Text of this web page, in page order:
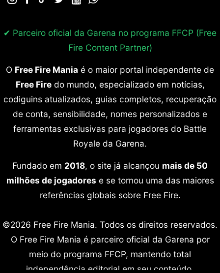
✔ Parceiro oficial da Garena no programa FFCP (Free
Fire Content Partner)
O Free Fire Mania é o maior portal independente de
Free Firedo mundo, especializado em notícias,
codiguins atualizados, guias completos, recuperação
de conta, sensibilidade, nomes personalizados e
ferramentas exclusivas para jogadores do Battle
Royale da Garena.
Fundado em 2018, o site já alcançou mais de 50
milhões de jogadores e se tornou uma das maiores
referências globais sobre Free Fire.
©2026 Free Fire Mania. Todos os direitos reservados.
O Free Fire Mania é parceiro oficial da Garena por
meio do programa FFCP, mantendo total
independência editorial em seu conteúdo.